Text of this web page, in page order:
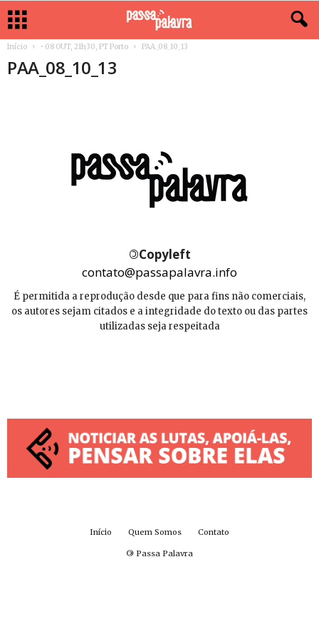
Início • 08 OUT, 21h30, PT Porto PAA_08_10_13
PAA_08_10_13
©Copyleft
contato@passapalavra.info
É permitida a reprodução desde que para fins não comerciais,
os autores sejam citados e a integridade do texto ou das partes
utilizadas seja respeitada
Início Quem Somos Contato
© Passa Palavra